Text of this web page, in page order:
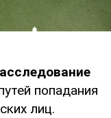
попадания
лиц.